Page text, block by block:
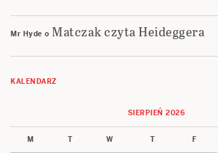
Mr Hyde o Matczak czyta Heideggera
KALENDARZ
SIERPIEŃ 2026
M T W T F